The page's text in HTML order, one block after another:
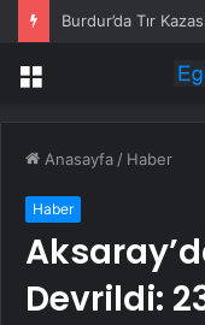
Burdur’da Tır
Menü
Anasayfa / Haber
Haber
Devrildi: